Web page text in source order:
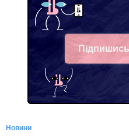
Facebook
Новини